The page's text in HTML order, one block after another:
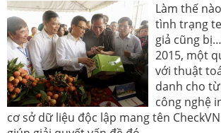
Làm thế
tình trạng
giả cũng
2015, một
với thuật
danh cho
công nghệ
cơ sở dữ liệu độc lập mang tên